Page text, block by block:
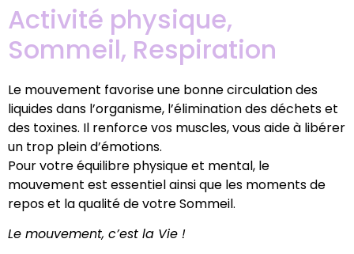
Activité physique,
Sommeil, Respiration
Le mouvement favorise une bonne circulation des
liquides dans l’organisme, l’élimination des déchets et
des toxines. Il renforce vos muscles, vous aide à libérer
un trop plein d’émotions.
Pour votre équilibre physique et mental, le
mouvement est essentiel ainsi que les moments de
repos et la qualité de votre Sommeil.
Le mouvement, c’est la Vie !